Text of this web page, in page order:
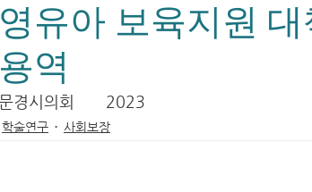
영유아 보육지원
용역
문경시의회	2023
학술연구 사회보장